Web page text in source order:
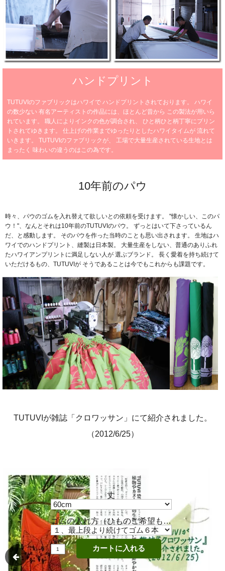
ハンドプリント
TUTUVIのファブリックはハワイでハンドプリントされております。
ハワイ
の数少ない 有名アーティストの作品には、ほとんど昔から この製法が用いら
れています。
職人によりインクの色が調合され、
ひと柄ひと柄丁寧にプリン
トされてゆきます。 仕上げの作業までゆったりとしたハワイタイムが流れて
いきます。
TUTUVIのファブリックが、
工場で大量生産されている生地とは
まったく 味わいの違うのはこの為です。
10年前のパウ
時々、パウのゴムを入れ替えて欲しいとの依頼を受けます。
"懐かしい、このパ
ウ！"、なんとそれは10年前のTUTUVIのパウ。
ずっとはいて下さっているん
だ、と感動します。
そのパウを作った当時のことも思い出されます。
生地はハ
ワイでのハンドプリント、縫製は日本製。
大量生産をしない、普通のありふれ
たハワイアンプリントに満足しない人が 選ぶブランド。
長く愛着を持ち続けて
いただけるもの、TUTUVIが そうであることは今でもこれからも課題です。
TUTUVIが雑誌「クロワッサン」にて紹介されました。
（2012/6/25）
丈
ゴムの入れ方（ひものご希望もこちらから）
個数
カートに入れる